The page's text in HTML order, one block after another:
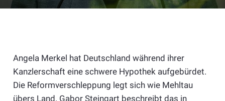
Angela Merkel hat Deutschland während ihrer
Kanzlerschaft eine schwere Hypothek aufgebürdet.
Die Reformverschleppung legt sich wie Mehltau
übers Land. Gabor Steingart beschreibt das in